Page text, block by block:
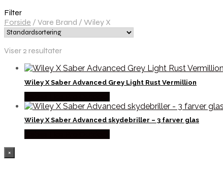
Filter
Forside / Vare Brand / Wiley X
Viser 2 resultater
Wiley X Saber Advanced Grey Light Rust Vermillion
Wiley X Saber Advanced skydebriller – 3 farver glas
×